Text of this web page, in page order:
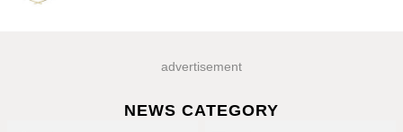
advertisement
NEWS CATEGORY